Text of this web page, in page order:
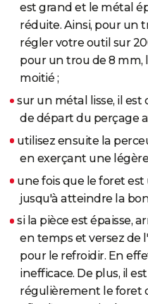
est grand et le métal
réduite. Ainsi, pour un
régler votre outil sur
pour un trou de 8 mm,
moitié ;
sur un métal lisse, il
de départ du perçage
utilisez ensuite la
en exerçant une
une fois que le foret
jusqu'à atteindre la
si la pièce est épaisse,
en temps et versez de
pour le refroidir. En
inefficace. De plus, il
régulièrement le foret